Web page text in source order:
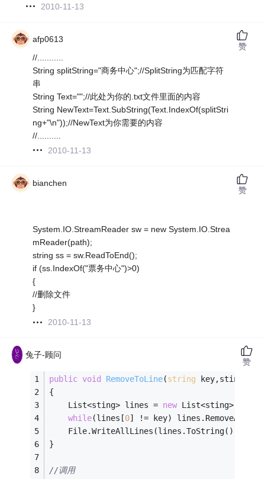
2010-11-13
afp0613
//...........
String splitString="商务中心";//SplitString为匹配字符
串
String Text="";//此处为你的.txt文件里面的内容
String NewText=Text.SubString(Text.IndexOf(splitStri
ng+"\n"));//NewText为你需要的内容
//..........
2010-11-13
赞
bianchen
System.IO.StreamReader sw = new System.IO.Strea
mReader(path);
string ss = sw.ReadToEnd();
if (ss.IndexOf("票务中心")>0)
{
//删除文件
}
2010-11-13
赞
兔子-顾问
public void RemoveToLine(string key,sting
{
    List<sting> lines =
new
while(lines[0] != key) lines.RemoveAt(
}
//调用
赞